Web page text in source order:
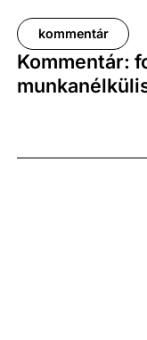
kommentár
Kommentár: